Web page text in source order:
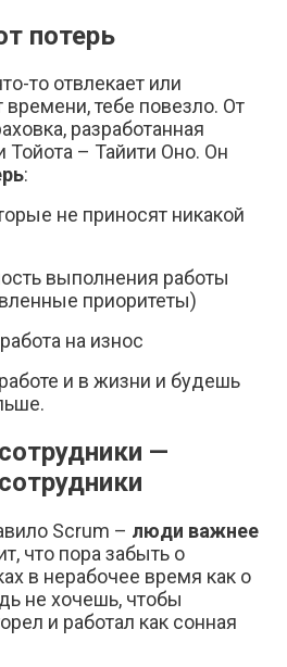
потерь
то отвлекает или
времени, тебе повезло. От
разработанная
– Тайити Оно. Он
:
не приносят никакой
выполнения работы
приоритеты)
на износ
и в жизни и будешь
—
Scrum – люди важнее
что пора забыть о
в нерабочее время как о
не хочешь, чтобы
и работал как сонная